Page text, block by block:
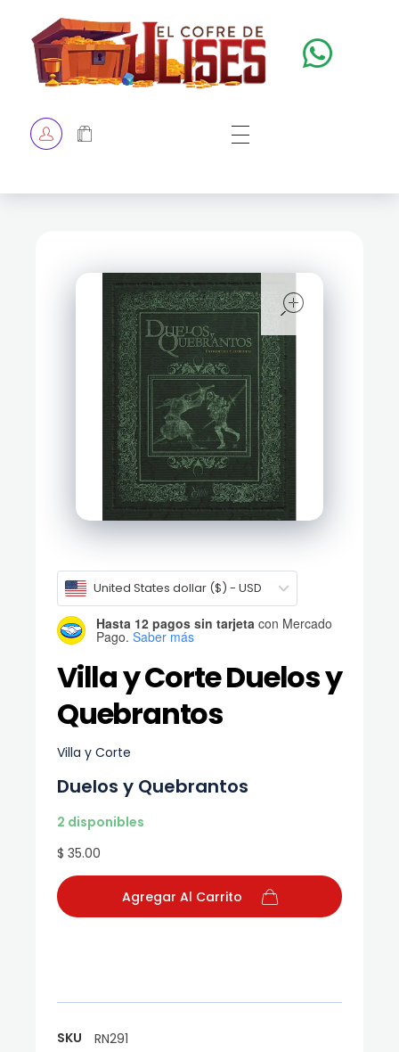
TIENDA
Villa y Corte Duelos y
Quebrantos
$ 35.00
United States dollar ($) - USD
Villa y Corte
Duelos y Quebrantos
2 disponibles
Hasta 12 pagos sin tarjeta con Mercado
Pago. Saber más
Agregar Al Carrito
SKU RN291